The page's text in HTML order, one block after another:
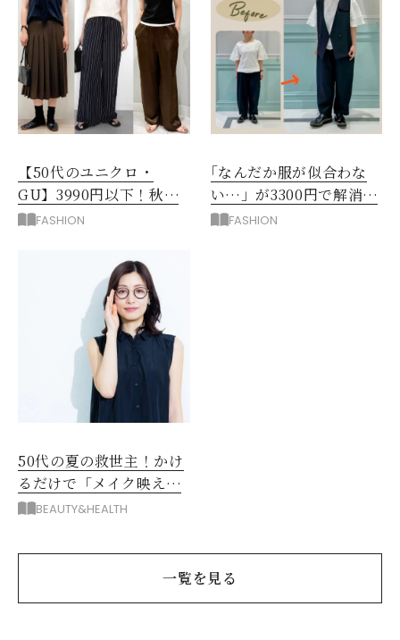
【50代のユニクロ・
GU】3990円以下！秋ま
ではける涼しげボトムス3
FASHION
｢なんだか服が似合わな
い…」が3300円で解消！
阪神梅田のサービスが神
FASHION
50代の夏の救世主！かけ
るだけで「メイク映え」
する眼鏡
BEAUTY&HEALTH
一覧を見る